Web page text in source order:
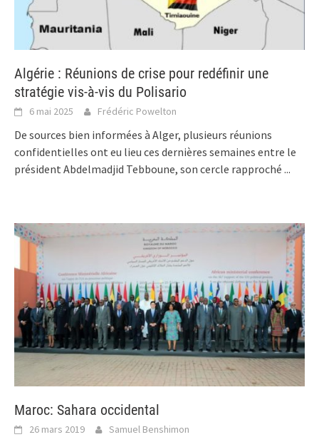
Algérie : Réunions de crise pour redéfinir une
stratégie vis-à-vis du Polisario
6 mai 2025 Frédéric Powelton
De sources bien informées à Alger, plusieurs réunions
confidentielles ont eu lieu ces dernières semaines entre le
président Abdelmadjid Tebboune, son cercle rapproché ...
Maroc: Sahara occidental
26 mars 2019 Samuel Benshimon